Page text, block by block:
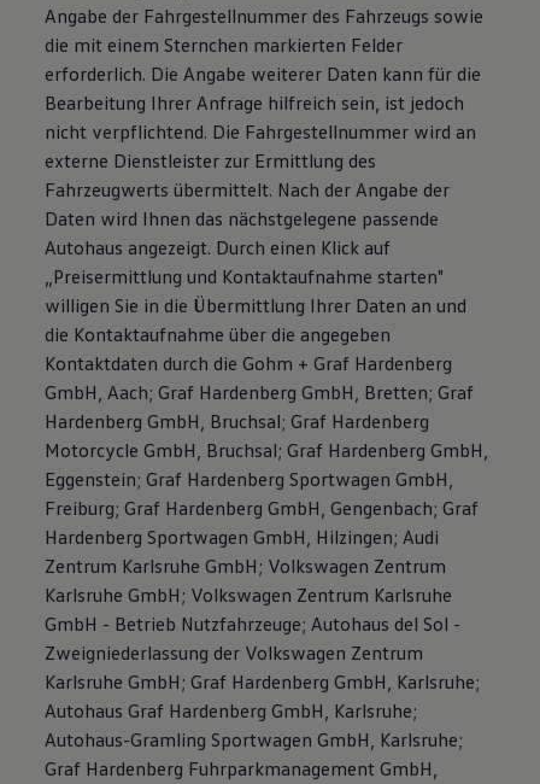
Angabe der Fahrgestellnummer des Fahrzeugs sowie
die mit einem Sternchen markierten Felder
erforderlich. Die Angabe weiterer Daten kann für die
Bearbeitung Ihrer Anfrage hilfreich sein, ist jedoch
nicht verpflichtend. Die Fahrgestellnummer wird an
externe Dienstleister zur Ermittlung des
Fahrzeugwerts übermittelt. Nach der Angabe der
Daten wird Ihnen das nächstgelegene passende
Autohaus angezeigt. Durch einen Klick auf
„Preisermittlung und Kontaktaufnahme starten"
willigen Sie in die Übermittlung Ihrer Daten an und
die Kontaktaufnahme über die angegeben
Kontaktdaten durch die Gohm + Graf Hardenberg
GmbH, Aach; Graf Hardenberg GmbH, Bretten; Graf
Hardenberg GmbH, Bruchsal; Graf Hardenberg
Motorcycle GmbH, Bruchsal; Graf Hardenberg GmbH,
Eggenstein; Graf Hardenberg Sportwagen GmbH,
Freiburg; Graf Hardenberg GmbH, Gengenbach; Graf
Hardenberg Sportwagen GmbH, Hilzingen; Audi
Zentrum Karlsruhe GmbH; Volkswagen Zentrum
Karlsruhe GmbH; Volkswagen Zentrum Karlsruhe
GmbH - Betrieb Nutzfahrzeuge; Autohaus del Sol -
Zweigniederlassung der Volkswagen Zentrum
Karlsruhe GmbH; Graf Hardenberg GmbH, Karlsruhe;
Autohaus Graf Hardenberg GmbH, Karlsruhe;
Autohaus-Gramling Sportwagen GmbH, Karlsruhe;
Graf Hardenberg Fuhrparkmanagement GmbH,